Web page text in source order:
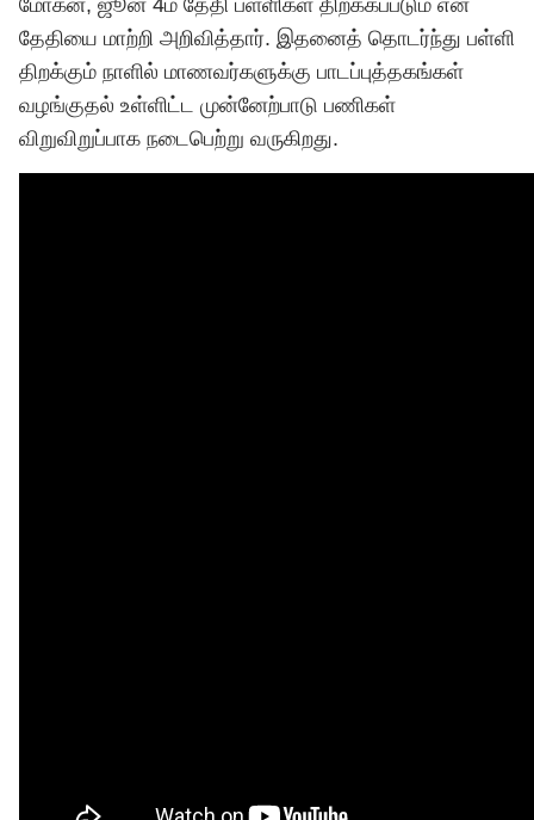
மோகன், ஜூன் 4ம் தேதி பள்ளிகள் திறக்கப்படும் என
தேதியை மாற்றி அறிவித்தார். இதனைத் தொடர்ந்து பள்ளி
திறக்கும் நாளில் மாணவர்களுக்கு பாடப்புத்தகங்கள்
வழங்குதல் உள்ளிட்ட முன்னேற்பாடு பணிகள்
விறுவிறுப்பாக நடைபெற்று வருகிறது.